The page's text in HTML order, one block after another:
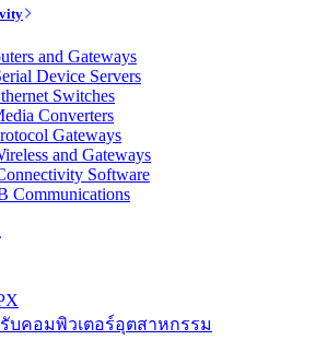
and Gateways
Device Servers
Switches
Converters
Gateways
and Gateways
Software
Communications
บคอมพิวเตอร์อุตสาหกรรม